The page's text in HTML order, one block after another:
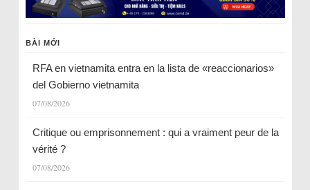
BÀI MỚI
RFA en vietnamita entra en la lista de «reaccionarios»
del Gobierno vietnamita
07/08/2026
Critique ou emprisonnement : qui a vraiment peur de la
vérité ?
07/08/2026